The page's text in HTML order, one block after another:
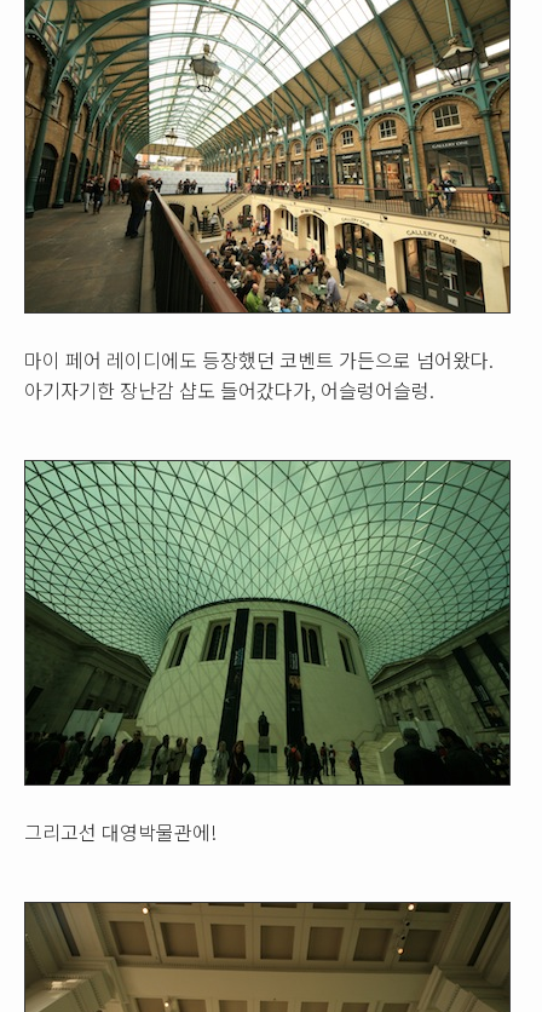
마이 페어 레이디에도 등장했던 코벤트 가든으로 넘어왔다.
아기자기한 장난감 샵도 들어갔다가, 어슬렁어슬렁.
그리고선 대영박물관에!